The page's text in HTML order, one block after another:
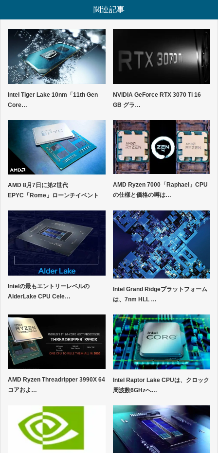
関連記事
Intel Tiger Lake 10nm「11th Gen
Core…
NVIDIA GeForce RTX 3070 Ti 16
GB グラ…
AMD 8月7日に第2世代
EPYC「Rome」ローンチイベント
AMD Ryzen 7000「Raphael」CPU
の仕様と価格の噂は…
Intelの最もエントリーレベルの
AlderLake CPU Cele…
Intel Grand Ridgeプラットフォーム
は、7nm HLL …
AMD Ryzen Threadripper 3990X 64
コアおよ…
Intel Raptor Lake CPUは、クロック
周波数6GHzへ…